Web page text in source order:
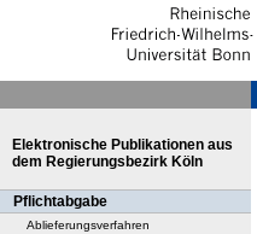
Elektronische Publikationen aus
dem Regierungsbezirk Köln
Pflichtabgabe
Ablieferungsverfahren